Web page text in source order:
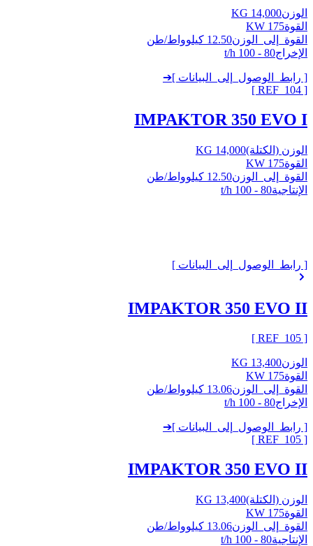
الوزن14,000 KG
القوة175 KW
القوة_إلى_الوزن12.50 كيلوواط/طن
الإخراج80 - 100 t/h
[ رابط_الوصول_إلى_البيانات ]➔
[ REF_
104
]
IMPAKTOR 350 EVO I
الوزن (الكتلة)14,000 KG
القوة175 KW
القوة_إلى_الوزن12.50 كيلوواط/طن
الإنتاجية80 - 100 t/h
[ رابط_الوصول_إلى_البيانات ]
IMPAKTOR 350 EVO II
[ REF_
105
]
الوزن13,400 KG
القوة175 KW
القوة_إلى_الوزن13.06 كيلوواط/طن
الإخراج80 - 100 t/h
[ رابط_الوصول_إلى_البيانات ]➔
[ REF_
105
]
IMPAKTOR 350 EVO II
الوزن (الكتلة)13,400 KG
القوة175 KW
القوة_إلى_الوزن13.06 كيلوواط/طن
الإنتاجية80 - 100 t/h